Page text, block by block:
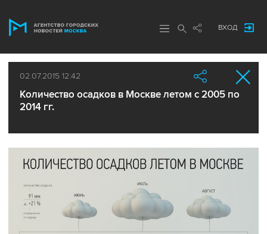
ВХОД
02.07.2015 12:42
Количество осадков в Москве летом с 2005 по
2014 гг.